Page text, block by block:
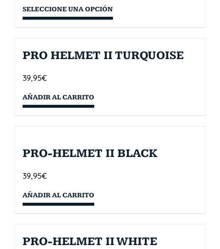
SELECCIONE UNA OPCIÓN
PRO HELMET II TURQUOISE
39,95€
AÑADIR AL CARRITO
PRO-HELMET II BLACK
39,95€
AÑADIR AL CARRITO
PRO-HELMET II WHITE